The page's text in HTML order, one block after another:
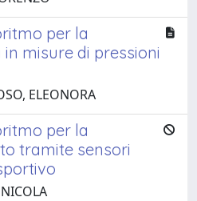
per la
misure di pressioni
ELEONORA
per la
tramite sensori